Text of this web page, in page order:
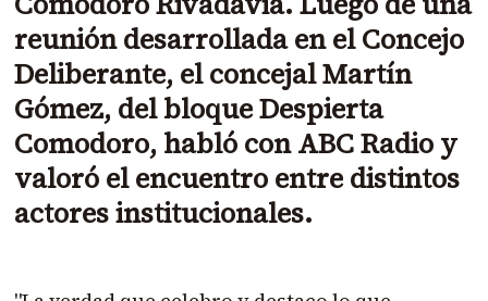
reunión desarrollada en el Concejo
Deliberante, el concejalMartín
Gómez, del bloque Despierta
Comodoro, habló con ABC Radio y
valoró el encuentro entre distintos
actores institucionales.